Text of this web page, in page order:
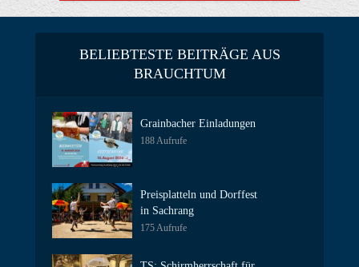
BELIEBTESTE BEITRÄGE AUS
BRAUCHTUM
Grainbacher Einladungen
188 Aufrufe
Preisplatteln und Dorffest
in Sachrang
175 Aufrufe